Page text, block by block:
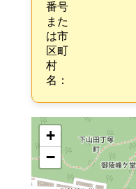
番号
また
は市
区町
村
名：
+
−